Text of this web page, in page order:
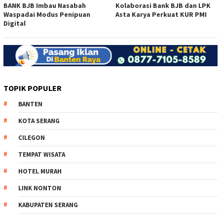
BANK BJB Imbau Nasabah
Waspadai Modus Penipuan
Digital
Kolaborasi Bank BJB dan LPK
Asta Karya Perkuat KUR PMI
TOPIK POPULER
BANTEN
KOTA SERANG
CILEGON
TEMPAT WISATA
HOTEL MURAH
LINK NONTON
KABUPATEN SERANG